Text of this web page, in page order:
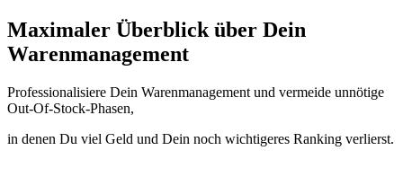
Maximaler Überblick über Dein
Warenmanagement
Professionalisiere Dein Warenmanagement und vermeide unnötige
Out-Of-Stock-Phasen,
in denen Du viel Geld und Dein noch wichtigeres Ranking verlierst.